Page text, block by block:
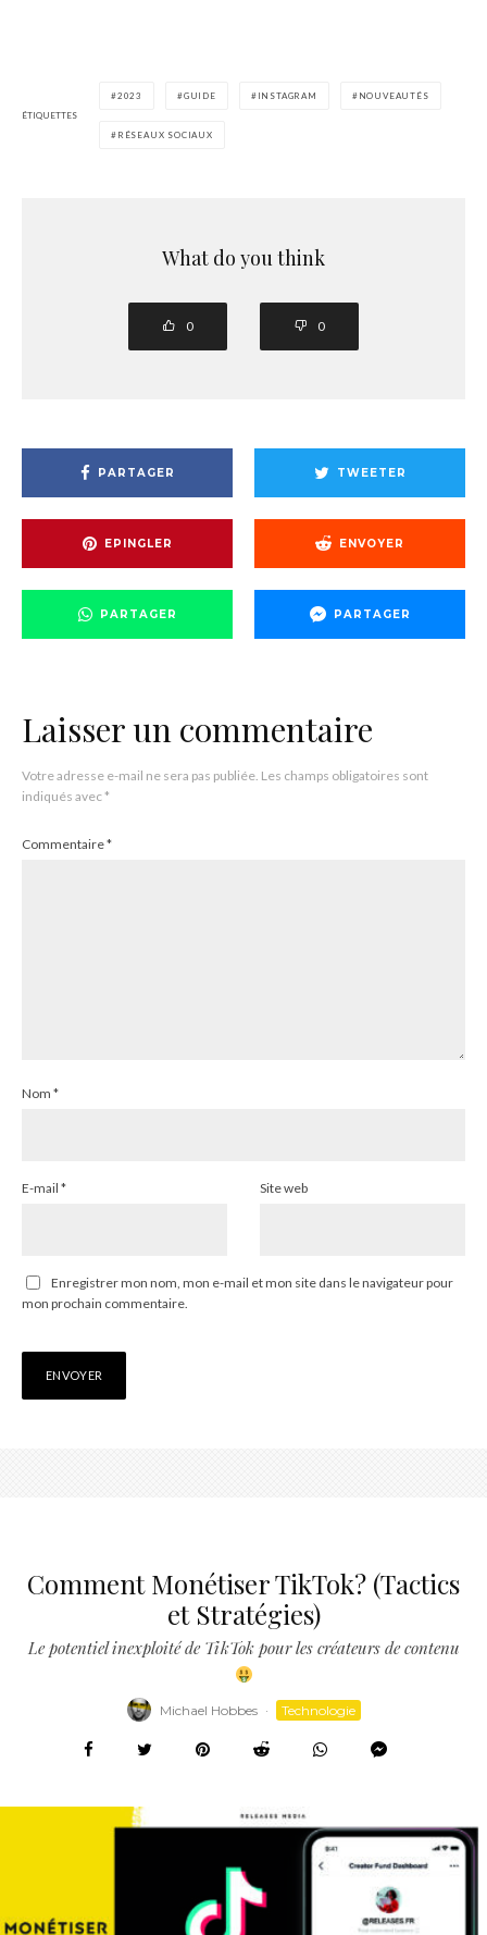
ÉTIQUETTES
2023 GUIDE INSTAGRAM NOUVEAUTÉS
RÉSEAUX SOCIAUX
What do you think
0 0
PARTAGER TWEETER
EPINGLER ENVOYER
PARTAGER PARTAGER
Laisser un commentaire
Votre adresse e-mail ne sera pas publiée. Les champs obligatoires sont
indiqués avec*
Commentaire*
Nom *
E-mail * Site web
Enregistrer mon nom, mon e-mail et mon site dans le navigateur pour
mon prochain commentaire.
Comment Monétiser TikTok? (Tactics
et Stratégies)
Le potentiel inexploité de TikTok pour les créateurs de contenu
Michael Hobbes · Technologie